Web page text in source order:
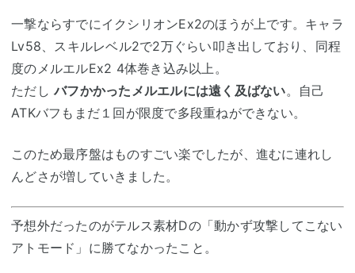
一撃ならすでにイクシリオンEx2のほうが上です。キャラ
Lv58、スキルレベル2で2万ぐらい叩き出しており、同程
度のメルエルEx2 4体巻き込み以上。
ただしバフかかったメルエルには遠く及ばない。自己
ATKバフもまだ１回が限度で多段重ねができない。
このため最序盤はものすごい楽でしたが、進むに連れし
んどさが増していきました。
予想外だったのがテルス素材Dの「動かず攻撃してこない
アトモード」に勝てなかったこと。